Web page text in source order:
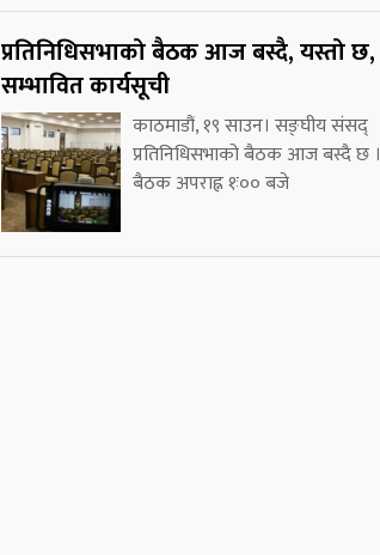
प्रतिनिधिसभाको बैठक आज बस्दै, यस्तो छ,
सम्भावित कार्यसूची
काठमाडौं, १९ साउन। सङ्घीय संसद्
प्रतिनिधिसभाको बैठक आज बस्दै छ ।
बैठक अपराह्न १ः०० बजे